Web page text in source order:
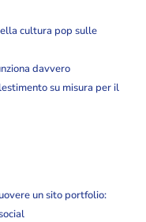
cultura pop sulle
davvero
su misura per il
un sito portfolio: